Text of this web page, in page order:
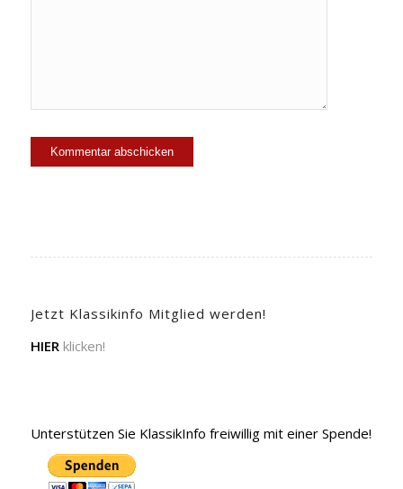
Jetzt Klassikinfo Mitglied werden!
HIERklicken!
Unterstützen Sie KlassikInfo freiwillig mit einer Spende!